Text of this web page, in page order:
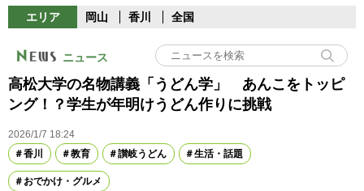
エリア 岡山 香川 全国
ニュース
高松大学の名物講義「うどん学」 あんこをトッピ
ング！？学生が年明けうどん作りに挑戦
2026/1/7 18:24
香川
教育 讃岐うどん 生活・話題
おでかけ・グルメ